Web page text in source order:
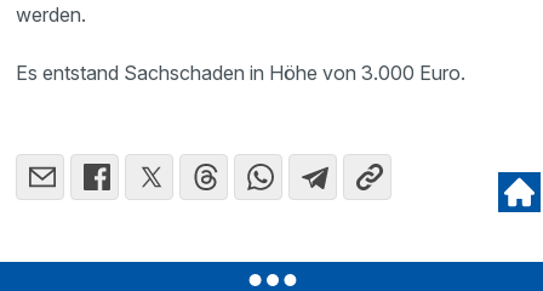
werden.
Es entstand Sachschaden in Höhe von 3.000 Euro.